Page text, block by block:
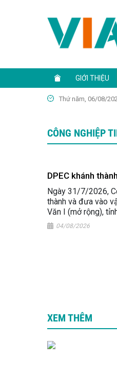
GIỚI THIỆU
Thứ năm, 06/08/
CÔNG NGHIỆP
DPEC khánh
Ngày 31/7/2026,
thành và đưa vào
Văn I (mở rộng),
04/08/2026
XEM THÊM